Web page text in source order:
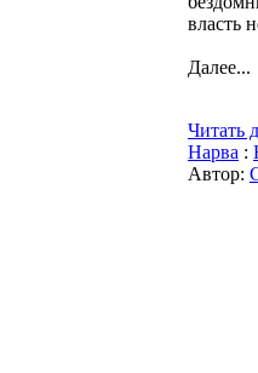
власть
Далее...
Читать
Нарва :
Автор: